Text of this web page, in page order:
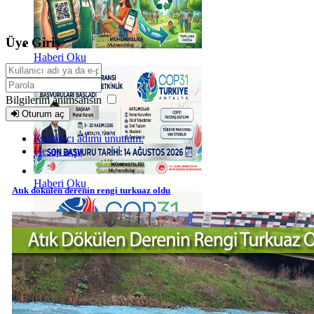
Haberi Oku
Haberi Oku
Haberi Oku
Üye Giriş
Bilgilerim anımsansın
Oturum aç
Kullanıcı adımı unuttum.
Hesap açın
Atık dökülen derenin rengi turkuaz oldu